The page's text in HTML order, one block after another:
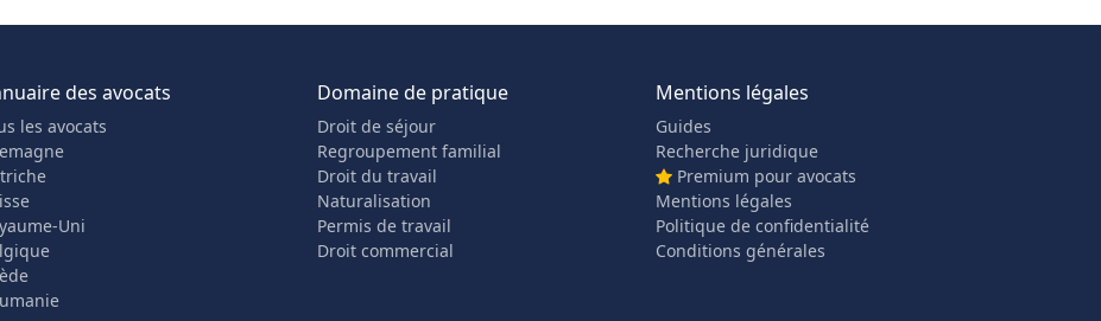
des avocats
les avocats
Uni
Domaine de pratique
Droit de séjour
Regroupement familial
Droit du travail
Naturalisation
Permis de travail
Droit commercial
Mentions légales
Guides
Recherche juridique
Premium pour avocats
Mentions légales
Politique de confidentialité
Conditions générales